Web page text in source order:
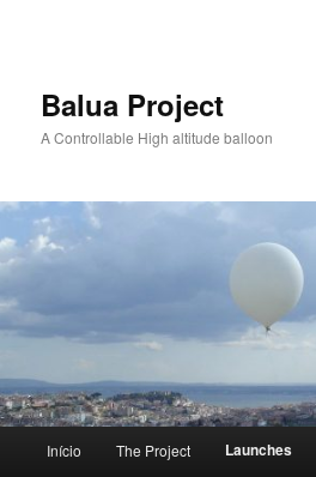
primárioBalua Project
A Controllable High altitude balloon
principal
Início The Project Launches